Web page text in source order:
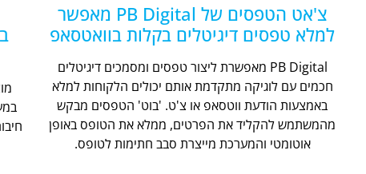
צ'אט הטפסים של PB Digital מאפשר
למלא טפסים דיגיטלים בקלות בוואטסאפ
PB Digital מאפשרת ליצור טפסים ומסמכים דיגיטלים
חכמים עם לוגיקה מתקדמת אותם יכולים הלקוחות למלא
באמצעות הודעת ווטסאפ או צ'ט. 'בוט' הטפסים מבקש
מהמשתמש להקליד את הפרטים, ממלא את הטופס באופן
אוטומטי והמערכת מייצרת סבב חתימות לטופס.